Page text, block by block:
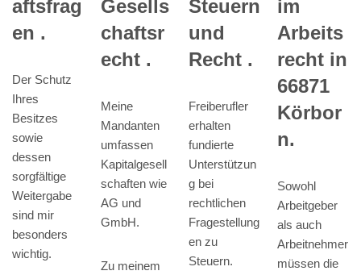
aftsfrag
en .
Der Schutz
Ihres
Besitzes
sowie
dessen
sorgfältige
Weitergabe
sind mir
besonders
wichtig.
Gesells
chaftsr
echt .
Meine
Mandanten
umfassen
Kapitalgesell
schaften wie
AG und
GmbH.
Zu meinem
Steuern
und
Recht .
Freiberufler
erhalten
fundierte
Unterstützun
g bei
rechtlichen
Fragestellung
en zu
Steuern.
im
Arbeits
recht in
66871
Körbor
n.
Sowohl
Arbeitgeber
als auch
Arbeitnehmer
müssen die